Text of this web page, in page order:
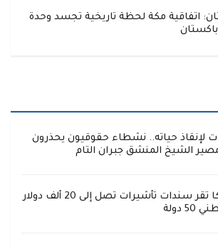
اتفاقية مكة لحظة تاريخية تجسد وحدة
لإنقاذ حياته.. نشطاء حقوقيون يحذرون
الشيخ المنشق جبران التام
أمريكا تقر سندات تأشيرات تصل إلى 20 ألف دولار
دولة